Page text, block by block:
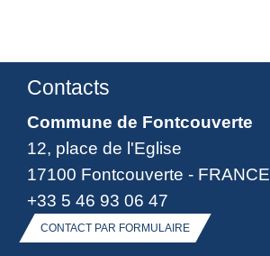
Contacts
Commune de Fontcouverte
12, place de l'Eglise
17100 Fontcouverte - FRANCE
+33 5 46 93 06 47
CONTACT PAR FORMULAIRE